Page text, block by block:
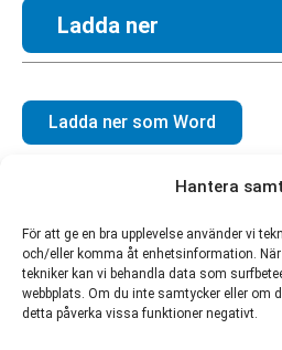
Hantera
För att ge en bra upplevelse använder vi
och/eller komma åt enhetsinformation.
tekniker kan vi behandla data som
webbplats. Om du inte samtycker eller om
detta påverka vissa funktioner negativt.
Ladda ner
Ladda ner som Word